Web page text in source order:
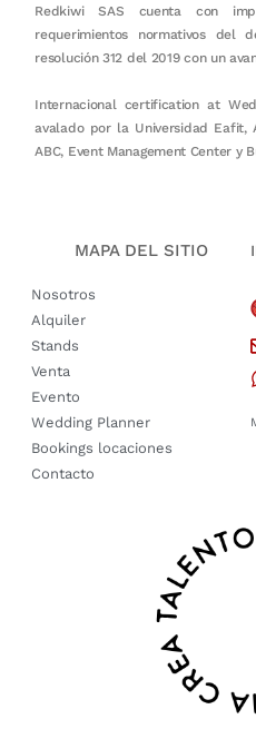
Redkiwi SAS cuenta con
requerimientos normativos
resolución 312 del 2019 con un
Internacional certification at
avalado por la Universidad Eafit,
ABC, Event Management Center y
MAPA DEL SITIO
Nosotros
Alquiler
Stands
Venta
Evento
Wedding Planner
Bookings locaciones
Contacto